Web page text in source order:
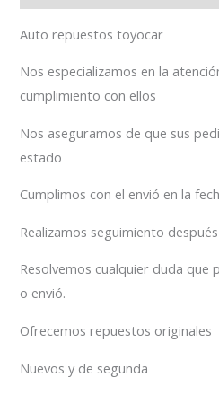
Auto repuestos toyocar
Nos especializamos en la
cumplimiento con ellos
Nos aseguramos de que sus
estado
Cumplimos con el envió en la
Realizamos seguimiento
Resolvemos cualquier duda
o envió.
Ofrecemos repuestos originales
Nuevos y de segunda